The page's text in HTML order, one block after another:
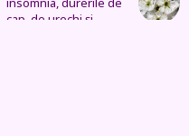
bolilor de inimă şi a